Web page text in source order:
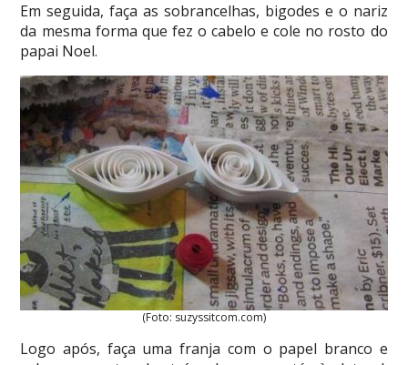
Em seguida, faça as sobrancelhas, bigodes e o nariz
da mesma forma que fez o cabelo e cole no rosto do
papai Noel.
(Foto: suzyssitcom.com)
Logo após, faça uma franja com o papel branco e